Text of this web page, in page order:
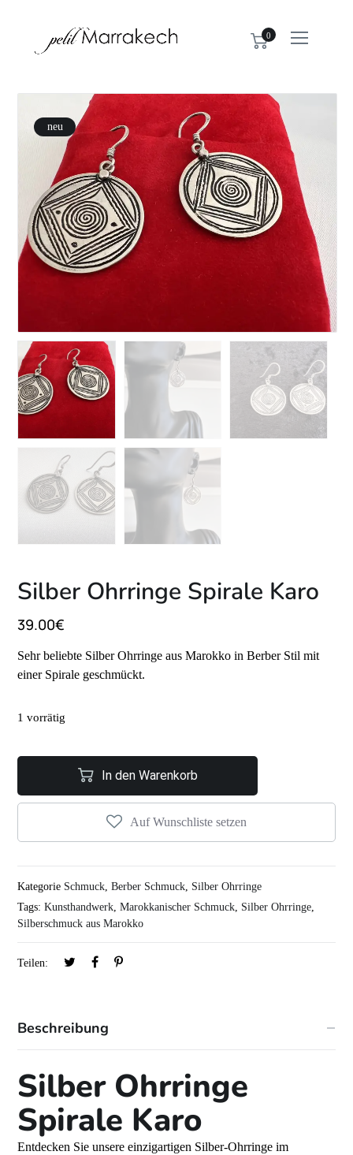
0
neu
Silber Ohrringe Spirale Karo
39.00€
Sehr beliebte Silber Ohrringe aus Marokko in Berber Stil mit
einer Spirale geschmückt.
1 vorrätig
In den Warenkorb
Auf Wunschliste setzen
Kategorie Schmuck,Berber Schmuck, Silber Ohrringe
Tags:Kunsthandwerk,Marokkanischer Schmuck, Silber Ohrringe,
Silberschmuck aus Marokko
Teilen:
Beschreibung
Silber Ohrringe
Spirale Karo
Entdecken Sie unsere einzigartigen Silber-Ohrringe im